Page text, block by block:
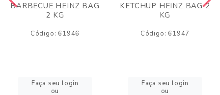
BARBECUE HEINZ BAG
2 KG
Código: 61946
Faça seu login
ou
KETCHUP HEINZ BAG 2
KG
Código: 61947
Faça seu login
ou